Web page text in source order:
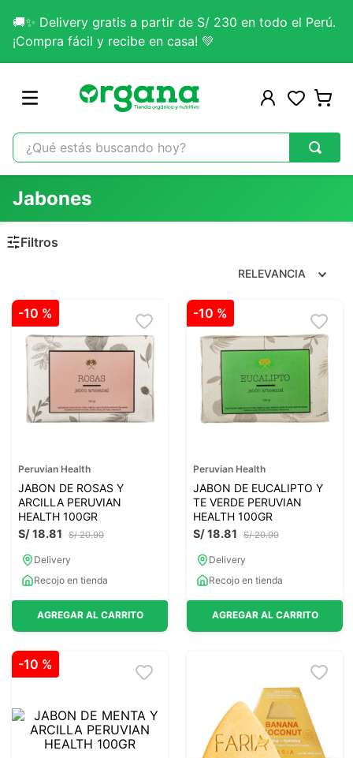
🚚✨ Delivery gratis a partir de S/ 230 en todo el Perú.
¡Compra fácil y recibe en casa! 💚
¿Qué estás buscando hoy?
1.
omega 3
2.
citrato magnesio
5.
6.
stevia
glicinato magnesio
8.
magnesio
Jabones
RELEVANCIA
-10 %
Peruvian Health
JABON DE ROSAS Y
ARCILLA PERUVIAN
HEALTH 100GR
S/ 20.90
S/18.81
Delivery
Recojo en tienda
AGREGAR AL CARRITO
-10 %
Peruvian Health
JABON DE EUCALIPTO Y
TE VERDE PERUVIAN
HEALTH 100GR
S/ 20.90
S/18.81
Delivery
Recojo en tienda
AGREGAR AL CARRITO
-10 %